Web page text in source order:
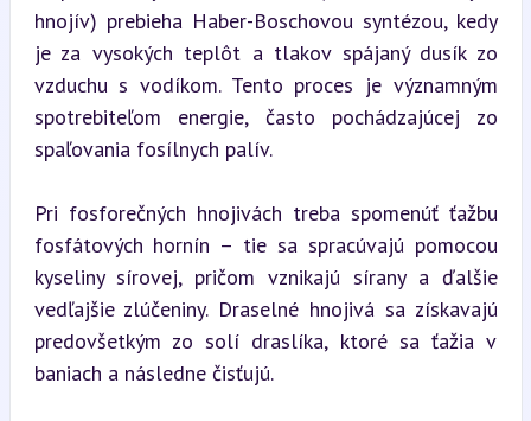
hnojív) prebieha Haber-Boschovou syntézou, kedy
je za vysokých teplôt a tlakov spájaný dusík zo
vzduchu s vodíkom. Tento proces je významným
spotrebiteľom energie, často pochádzajúcej zo
spaľovania fosílnych palív.
Pri fosforečných hnojivách treba spomenúť ťažbu
fosfátových hornín – tie sa spracúvajú pomocou
kyseliny sírovej, pričom vznikajú sírany a ďalšie
vedľajšie zlúčeniny. Draselné hnojivá sa získavajú
predovšetkým zo solí draslíka, ktoré sa ťažia v
baniach a následne čisťujú.